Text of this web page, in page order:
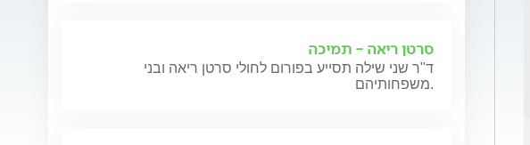
סרטן ריאה - תמיכה
ד"ר שני שילה תסייע בפורום לחולי סרטן ריאה ובני
משפחותיהם.